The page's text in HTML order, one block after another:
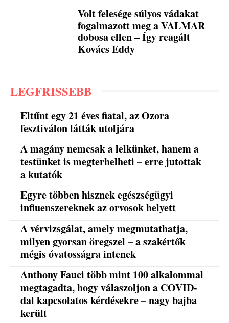
Volt felesége súlyos vádakat
fogalmazott meg a VALMAR
dobosa ellen – Így reagált
Kovács Eddy
LEGFRISSEBB
Eltűnt egy 21 éves fiatal, az Ozora
fesztiválon látták utoljára
A magány nemcsak a lelkünket, hanem a
testünket is megterhelheti – erre jutottak
a kutatók
Egyre többen hisznek egészségügyi
influenszereknek az orvosok helyett
A vérvizsgálat, amely megmutathatja,
milyen gyorsan öregszel – a szakértők
mégis óvatosságra intenek
Anthony Fauci több mint 100 alkalommal
megtagadta, hogy válaszoljon a COVID-
dal kapcsolatos kérdésekre – nagy bajba
került